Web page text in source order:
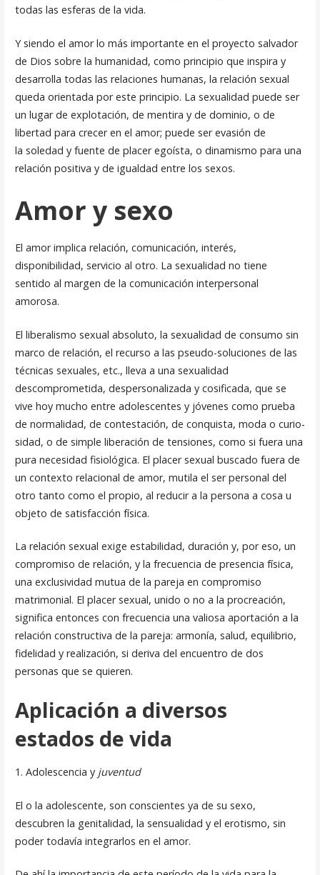
todas las esferas de la vida.
Y siendo el amor lo más importante en el proyecto salvador
de Dios sobre la humanidad, como principio que inspira y
desarrolla todas las relaciones humanas, la relación sexual
queda orientada por este prin­cipio. La sexualidad puede ser
un lugar de explotación, de mentira y de dominio, o de
libertad para crecer en el amor; puede ser evasión de
la soledad y fuente de placer egoísta, o dinamismo para una
relación posi­tiva y de igualdad entre los sexos.
Amor y sexo
El amor implica relación, comunicación, interés,
disponibilidad, ser­vicio al otro. La sexualidad no tiene
sentido al margen de la comunica­ción interpersonal
amorosa.
El liberalismo sexual absoluto, la sexualidad de consumo sin
marco de relación, el recurso a las pseudo-soluciones de las
técnicas sexua­les, etc., lleva a una sexualidad
descomprometida, despersonalizada y cosificada, que se
vive hoy mucho entre adolescentes y jóvenes como prueba
de normalidad, de contestación, de conquista, moda o curio­
sidad, o de simple liberación de tensiones, como si fuera una
pura nece­sidad fisiológica. El placer sexual buscado fuera de
un contexto relacional de amor, mutila el ser personal del
otro tanto como el propio, al reducir a la per­sona a cosa u
objeto de satisfacción física.
La relación sexual exige estabilidad, duración y, por eso, un
compro­miso de relación, y la frecuencia de presencia física,
una exclusividad mutua de la pareja en compromiso
matrimonial. El placer sexual, unido o no a la procreación,
significa entonces con frecuencia una valiosa aportación a la
relación constructiva de la pareja: armonía, salud, equi­librio,
fidelidad y realización, si deriva del encuentro de dos
personas que se quieren.
Aplicación a diversos
estados de vida
1. Adolescencia y juventud
El o la adolescente, son conscientes ya de su sexo,
descubren la geni­talidad, la sensualidad y el erotismo, sin
poder todavía integrarlos en el amor.